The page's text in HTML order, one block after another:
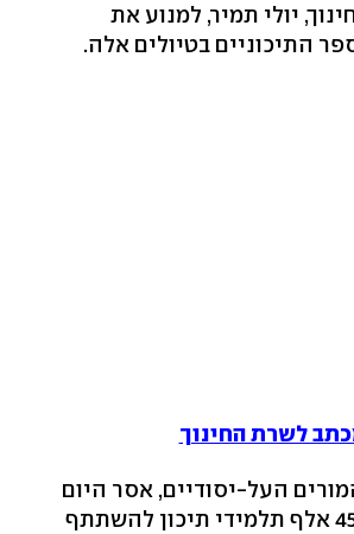
יולי תמיר, למנוע את
התיכוניים בטיולים אלה.
לשרת החינוך
העל-יסודיים, אסר היום
ארגון המורים על 45 אלף תלמידי תיכון להשתתף